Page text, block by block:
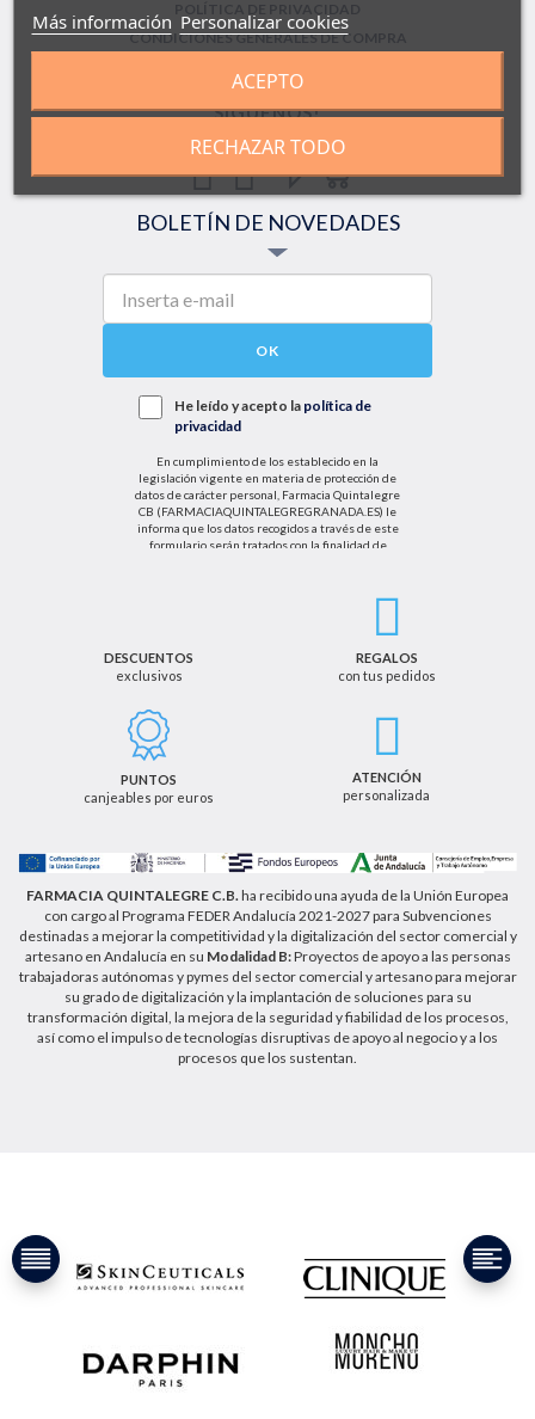
CONDICIONES GENERALES DE COMPRA
SÍGUENOS!
BOLETÍN DE NOVEDADES
OK
He leído y acepto la política de
privacidad
En cumplimiento de los establecido en la
legislación vigente en materia de protección de
datos de carácter personal, Farmacia Quintalegre
CB (FARMACIAQUINTALEGREGRANADA.ES) le
informa que los datos recogidos a través de este
formulario serán tratados con la finalidad de
el tratamiento de sus datos personales se basará
cancelación u oposición, así como los derechos
adicionales que le asisten a través de la dirección
de email info@farmaciaquintalegregranada.es, así
como a través de los medios detallados en la
información adicional sobre nuestra política de
privacidad que puede consultar en la dirección web
DESCUENTOS
exclusivos
REGALOS
con tus pedidos
PUNTOS
canjeables por euros
ATENCIÓN
personalizada
FARMACIA QUINTALEGRE C.B. ha recibido una ayuda de la Unión Europea
con cargo al Programa FEDER Andalucía 2021-2027 para Subvenciones
destinadas a mejorar la competitividad y la digitalización del sector comercial y
artesano en Andalucía en su Modalidad B:Proyectos de apoyo a las personas
trabajadoras autónomas y pymes del sector comercial y artesano para mejorar
su grado de digitalización y la implantación de soluciones para su
transformación digital, la mejora de la seguridad y fiabilidad de los procesos,
así como el impulso de tecnologías disruptivas de apoyo al negocio y a los
procesos que los sustentan.
Más información Personalizar cookies
RECHAZAR TODO
ACEPTO